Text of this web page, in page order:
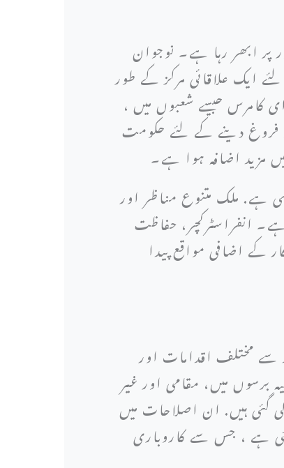
پر ابھر رہا ہے۔ نوجوان
ایک علاقائی مرکز کے طور
کامرس جیسے شعبوں میں ،
فروغ دینے کے لئے حکومت
مزید اضافہ ہوا ہے۔
ہے. ملک متنوع مناظر اور
انفراسٹرکچر، حفاظت
کے اضافی مواقع پیدا
سے مختلف اقدامات اور
برسوں میں، مقامی اور غیر
گئی ہیں. ان اصلاحات میں
ہے ، جس سے کاروباری